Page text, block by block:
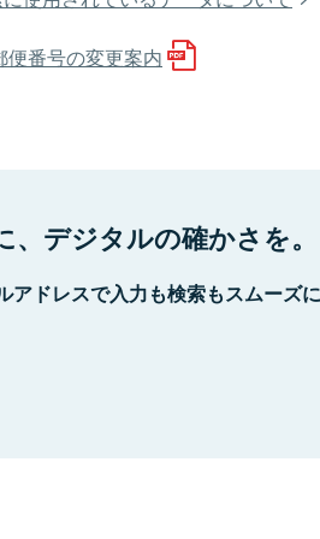
便番号の変更案内
、デジタルの確かさを。
アドレスで入力も検索もスムーズ